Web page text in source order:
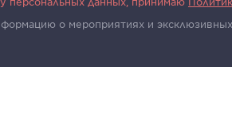
о мероприятиях и